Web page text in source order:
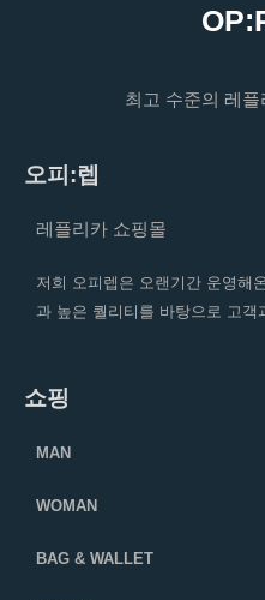
최고 수준의 레
오피:렙
레플리카 쇼핑몰
저희 오피렙은 오랜기간 운영해
과 높은 퀄리티를 바탕으로 고객
쇼핑
MAN
WOMAN
BAG & WALLET